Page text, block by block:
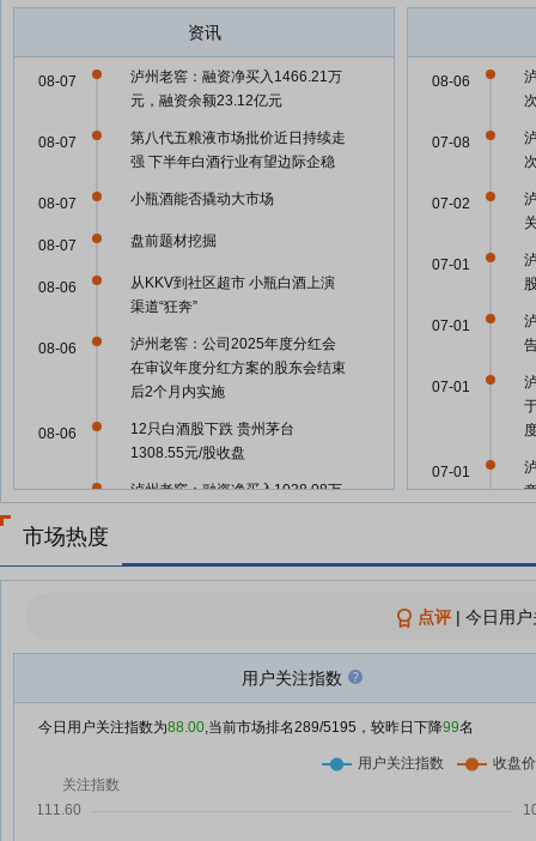
资讯
泸州老窖：融资净买入1466.21万
元，融资余额23.12亿元
08-07
第八代五粮液市场批价近日持续走
强 下半年白酒行业有望边际企稳
08-07
小瓶酒能否撬动大市场
08-07
盘前题材挖掘
08-07
从KKV到社区超市 小瓶白酒上演
渠道“狂奔”
08-06
泸州老窖：公司2025年度分红会
在审议年度分红方案的股东会结束
后2个月内实施
08-06
12只白酒股下跌 贵州茅台
1308.55元/股收盘
08-06
泸州老窖：融资净买入1038.08万
08-06
食品饮料行业今日跌1.07%，主力
14只白酒股下跌 贵州茅台
08-05
08-05
08-06
07-08
07-02
07-01
07-01
07-01
07-01
市场热度
点评| 今日用
用户关注指数
今日用户关注指数为88.00,当前市场排名289/5195，较昨日下降99名